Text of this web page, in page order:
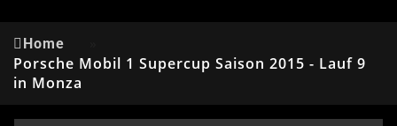
Home
Porsche Mobil 1 Supercup Saison 2015 - Lauf 9
in Monza